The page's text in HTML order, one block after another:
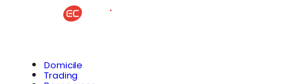
Domicile
Trading